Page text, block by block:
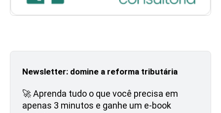
Newsletter: domine a reforma tributária
🚀 Aprenda tudo o que você precisa em
apenas 3 minutos e ganhe um e-book